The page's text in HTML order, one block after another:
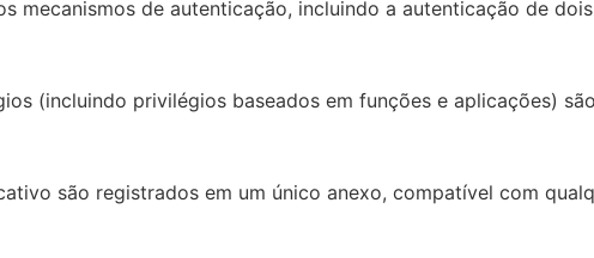
mecanismos de autenticação, incluindo a autenticação de
(incluindo privilégios baseados em funções e aplicações)
são registrados em um único anexo, compatível com